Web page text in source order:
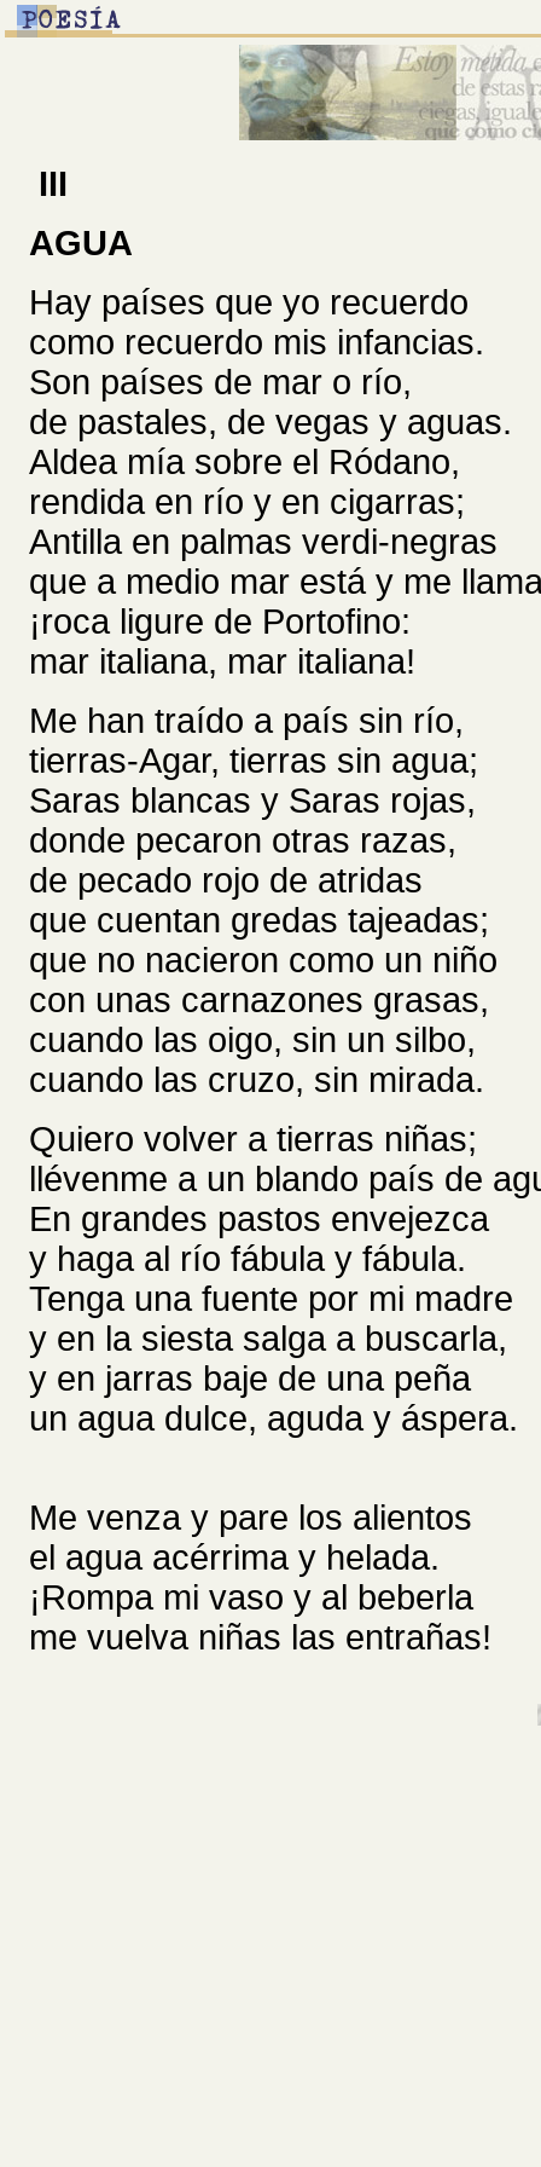
III
AGUA
Hay países que yo recuerdo
como recuerdo mis infancias.
Son países de mar o río,
de pastales, de vegas y aguas.
Aldea mía sobre el Ródano,
rendida en río y en cigarras;
Antilla en palmas verdi-negras
que a medio mar está y me
¡roca ligure de Portofino:
mar italiana, mar italiana!
Me han traído a país sin río,
tierras-Agar, tierras sin agua;
Saras blancas y Saras rojas,
donde pecaron otras razas,
de pecado rojo de atridas
que cuentan gredas tajeadas;
que no nacieron como un niño
con unas carnazones grasas,
cuando las oigo, sin un silbo,
cuando las cruzo, sin mirada.
Quiero volver a tierras niñas;
llévenme a un blando país de
En grandes pastos envejezca
y haga al río fábula y fábula.
Tenga una fuente por mi madre
y en la siesta salga a buscarla,
y en jarras baje de una peña
un agua dulce, aguda y áspera.
Me venza y pare los alientos
el agua acérrima y helada.
¡Rompa mi vaso y al beberla
me vuelva niñas las entrañas!